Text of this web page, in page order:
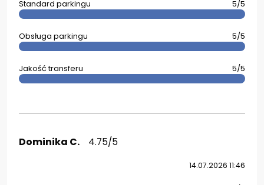
Standard parkingu 5/5
Obsługa parkingu 5/5
Jakość transferu 5/5
Dominika C. 4.75/5
14.07.2026 11:46